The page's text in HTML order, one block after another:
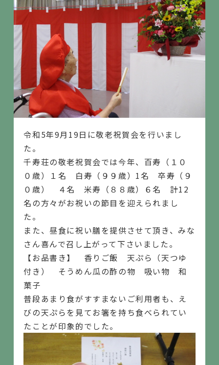
令和5年9月19日に敬老祝賀会を行いまし
た。
千寿荘の敬老祝賀会では今年、百寿（１０
０歳）１名 白寿（９９歳）1名 卒寿（９
０歳） ４名 米寿（８８歳）６名 計12
名の方々がお祝いの節目を迎えられまし
た。
また、昼食に祝い膳を提供させて頂き、みな
さん喜んで召し上がって下さいました。
【お品書き】 香りご飯 天ぷら（天つゆ
付き） そうめん瓜の酢の物 吸い物 和
菓子
普段あまり食がすすまないご利用者も、え
びの天ぷらを見てお箸を持ち食べられてい
たことが印象的でした。